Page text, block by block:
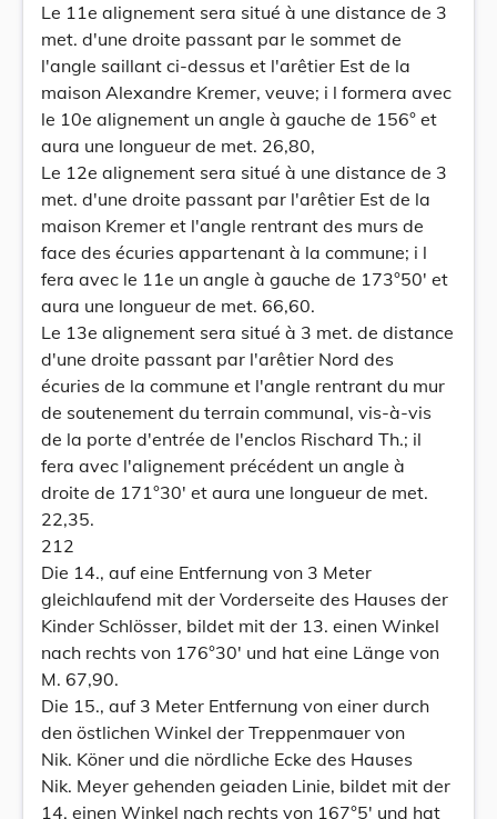
Le 11e alignement sera situé à une distance de 3
met. d'une droite passant par le sommet de
l'angle saillant ci-dessus et l'arêtier Est de la
maison Alexandre Kremer, veuve; i l formera avec
le 10e alignement un angle à gauche de 156° et
aura une longueur de met. 26,80,
Le 12e alignement sera situé à une distance de 3
met. d'une droite passant par l'arêtier Est de la
maison Kremer et l'angle rentrant des murs de
face des écuries appartenant à la commune; i l
fera avec le 11e un angle à gauche de 173°50' et
aura une longueur de met. 66,60.
Le 13e alignement sera situé à 3 met. de distance
d'une droite passant par l'arêtier Nord des
écuries de la commune et l'angle rentrant du mur
de soutenement du terrain communal, vis-à-vis
de la porte d'entrée de l'enclos Rischard Th.; il
fera avec l'alignement précédent un angle à
droite de 171°30' et aura une longueur de met.
22,35.
212
Die 14., auf eine Entfernung von 3 Meter
gleichlaufend mit der Vorderseite des Hauses der
Kinder Schlösser, bildet mit der 13. einen Winkel
nach rechts von 176°30' und hat eine Länge von
M. 67,90.
Die 15., auf 3 Meter Entfernung von einer durch
den östlichen Winkel der Treppenmauer von
Nik. Köner und die nördliche Ecke des Hauses
Nik. Meyer gehenden geiaden Linie, bildet mit der
14. einen Winkel nach rechts von 167°5' und hat